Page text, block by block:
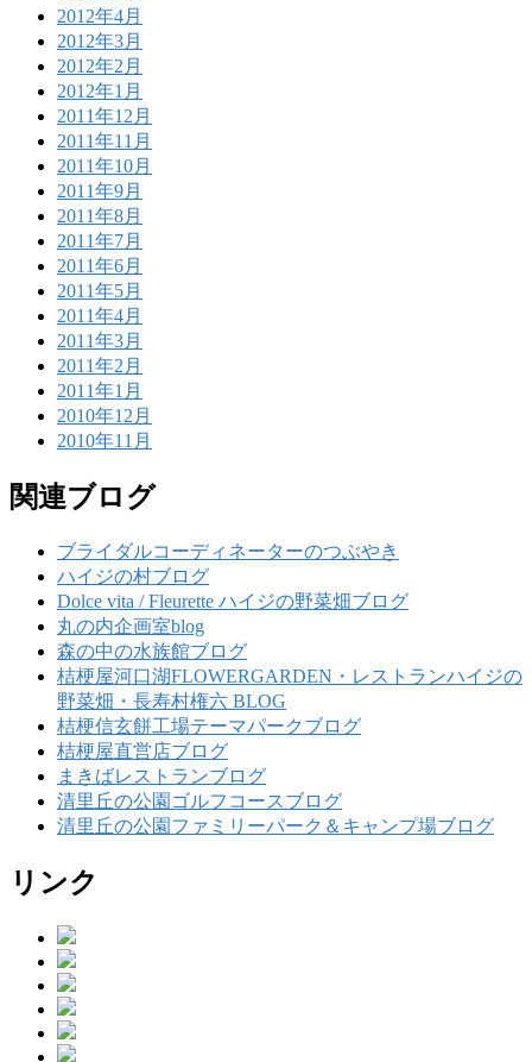
2012年4月
2012年3月
2012年2月
2012年1月
2011年12月
2011年11月
2011年10月
2011年9月
2011年8月
2011年7月
2011年6月
2011年5月
2011年4月
2011年3月
2011年2月
2011年1月
2010年12月
2010年11月
関連ブログ
ブライダルコーディネーターのつぶやき
ハイジの村ブログ
Dolce vita / Fleurette ハイジの野菜畑ブログ
丸の内企画室blog
森の中の水族館ブログ
桔梗屋河口湖FLOWERGARDEN・レストランハイジの
野菜畑・長寿村権六 BLOG
桔梗信玄餅工場テーマパークブログ
桔梗屋直営店ブログ
まきばレストランブログ
清里丘の公園ゴルフコースブログ
清里丘の公園ファミリーパーク＆キャンプ場ブログ
リンク